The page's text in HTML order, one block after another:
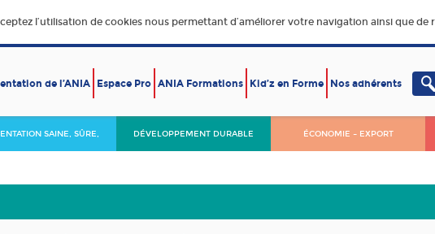
l’utilisation de cookies nous permettant d’améliorer votre navigation ainsi que de
de l’ANIA Espace Pro ANIA Formations Kid’z en Forme Nos adhérents
SAINE, SÛRE, DÉVELOPPEMENT DURABLE ÉCONOMIE – EXPORT